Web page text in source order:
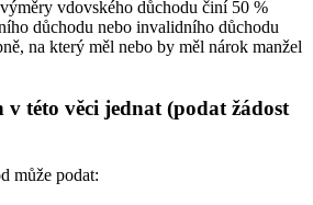
vdovského důchodu činí 50 %
důchodu nebo invalidního důchodu
na který měl nebo by měl nárok manžel
této věci jednat (podat žádost
může podat: